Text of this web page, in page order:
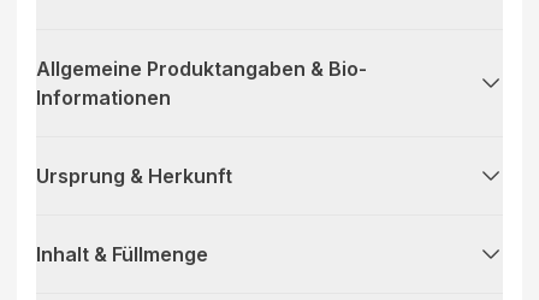
Allgemeine Produktangaben & Bio-
Informationen
Ursprung & Herkunft
Inhalt & Füllmenge